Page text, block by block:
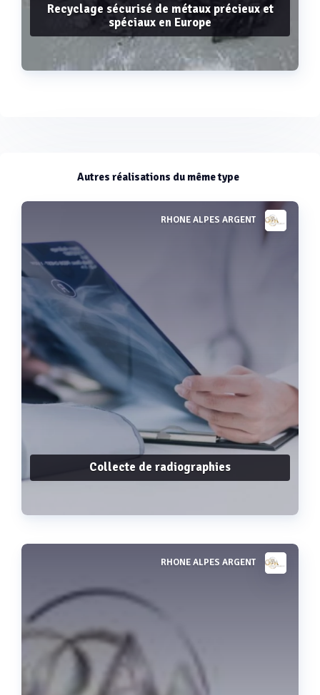
Recyclage sécurisé de métaux précieux et
spéciaux en Europe
Autres réalisations du même type
RHONE ALPES ARGENT
Collecte de radiographies
Voir plus
RHONE ALPES ARGENT